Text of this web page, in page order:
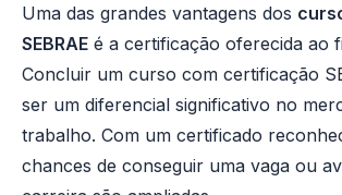
Uma das grandes vantagens dos
SEBRAE é a certificação oferecida ao
Concluir um curso com certificação
ser um diferencial significativo no
trabalho. Com um certificado
chances de conseguir uma vaga ou